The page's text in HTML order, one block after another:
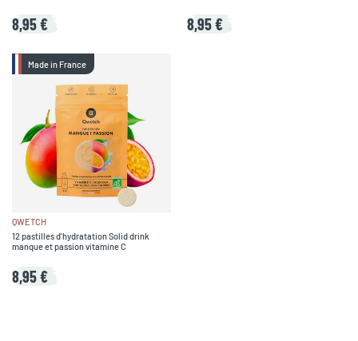
8,95 € 8,95 €
Made in France
QWETCH
12 pastilles d'hydratation Solid drink
manque et passion vitamine C
8,95 €